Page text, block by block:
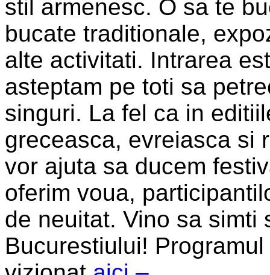
stil armenesc. O sa te
bucate traditionale,
alte activitati. Intrarea
asteptam pe toti sa
singuri. La fel ca in
greceasca, evreiasca si
vor ajuta sa ducem
oferim voua,
de neuitat. Vino sa simti
Bucurestiului!